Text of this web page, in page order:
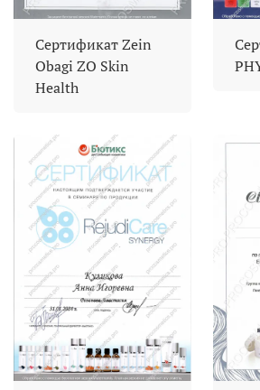
Сертификат Zein
Obagi ZO Skin
Health